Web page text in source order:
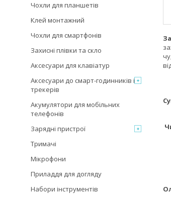
Чохли для планшетів
Клей монтажний
Чохли для смартфонів
Захисні плівки та скло
Аксесуари для клавіатур
Аксесуари до смарт-годинників і
трекерів
Акумулятори для мобільних
телефонів
Зарядні пристрої
Тримачі
Мікрофони
Приладдя для догляду
Набори інструментів